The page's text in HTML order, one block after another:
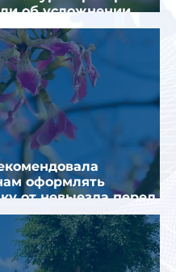
об усложнении
виз в Грецию
оформлять
от невыезда перед
в Грецию